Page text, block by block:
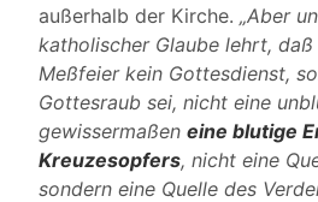
außerhalb der Kirche. „Aber
katholischer Glaube lehrt,
Meßfeier kein Gottesdienst,
Gottesraub sei, nicht eine
gewissermaßen eine blutige
Kreuzesopfers, nicht eine
sondern eine Quelle des